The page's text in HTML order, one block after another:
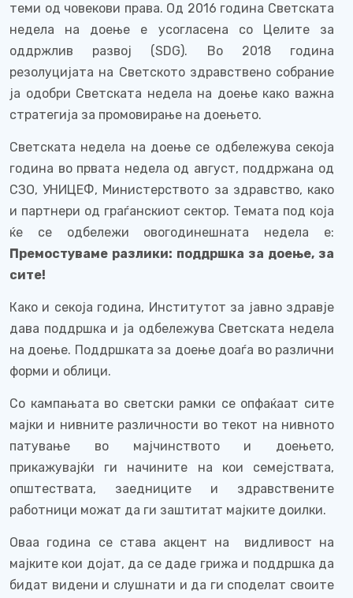
теми од човекови права. Од 2016 година Светската
недела на доење е усогласена со Целите за
оддржлив развој (SDG). Во 2018 година
резолуцијата на Светското здравствено собрание
ја одобри Светската недела на доење како важна
стратегија за промовирање на доењето.
Светската недела на доење се одбележува секоја
година во првата недела од август, поддржана од
СЗО, УНИЦЕФ, Министерството за здравство, како
и партнери од граѓанскиот сектор. Темата под која
ќе се одбележи овогодинешната недела е:
Премостуваме разлики: поддршка за доење, за
сите!
Како и секоја година, Институтот за јавно здравје
дава поддршка и ја одбележува Светската недела
на доење. Поддршката за доење доаѓа во различни
форми и облици.
Со кампањата во светски рамки се опфаќаат сите
мајки и нивните различности во текот на нивнотo
патување во мајчинството и доењето,
прикажувајќи ги начините на кои семејствата,
општествата, заедниците и здравственитe
работници можат да ги заштитат мајките доилки.
Оваа година се става акцент на
видливост на
мајките кои дојат, да се даде грижа и поддршка да
бидат видени и слушнати и да ги споделат своите